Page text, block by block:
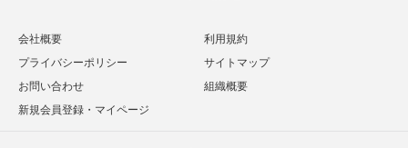
会社概要
利用規約
プライバシーポリシー
サイトマップ
お問い合わせ
組織概要
新規会員登録・マイページ